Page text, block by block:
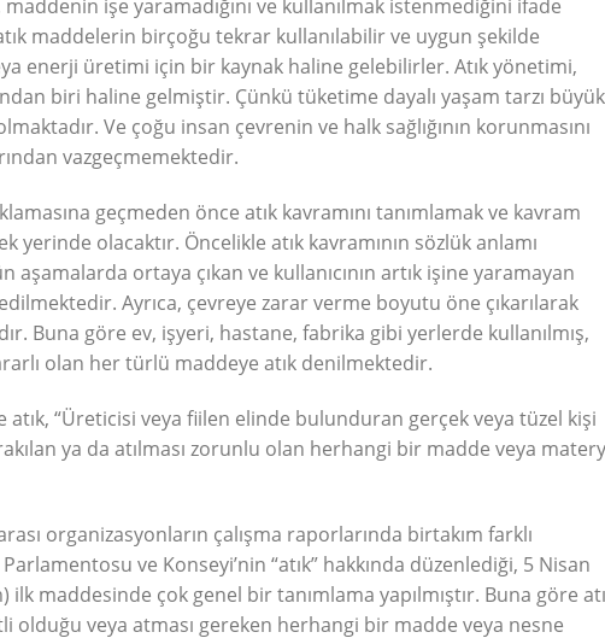
işe yaramadığını ve kullanılmak istenmediğini ifade
maddelerin birçoğu tekrar kullanılabilir ve uygun şekilde
enerji üretimi için bir kaynak haline gelebilirler. Atık yönetimi,
biri haline gelmiştir. Çünkü tüketime dayalı yaşam tarzı büyük
Ve çoğu insan çevrenin ve halk sağlığının korunmasını
vazgeçmemektedir.
geçmeden önce atık kavramını tanımlamak ve kavram
yerinde olacaktır. Öncelikle atık kavramının sözlük anlamı
ortaya çıkan ve kullanıcının artık işine yaramayan
Ayrıca, çevreye zarar verme boyutu öne çıkarılarak
Buna göre ev, işyeri, hastane, fabrika gibi yerlerde kullanılmış,
olan her türlü maddeye atık denilmektedir.
atık, “Üreticisi veya fiilen elinde bulunduran gerçek veya tüzel kişi
ya da atılması zorunlu olan herhangi bir madde veya
organizasyonların çalışma raporlarında birtakım farklı
ve Konseyi’nin “atık” hakkında düzenlediği, 5 Nisan
maddesinde çok genel bir tanımlama yapılmıştır. Buna göre
olduğu veya atması gereken herhangi bir madde veya nesne